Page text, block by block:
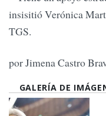
insisitió Verónica
TGS.
por Jimena Castro
GALERÍA DE